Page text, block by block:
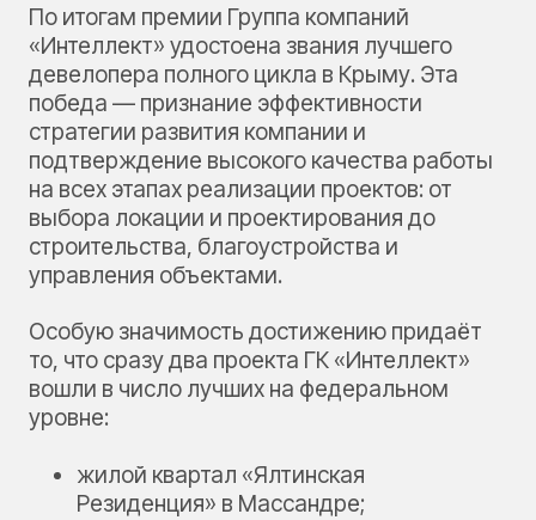
По итогам премии Группа компаний
«Интеллект» удостоена звания лучшего
девелопера полного цикла в Крыму. Эта
победа — признание эффективности
стратегии развития компании и
подтверждение высокого качества работы
на всех этапах реализации проектов: от
выбора локации и проектирования до
строительства, благоустройства и
управления объектами.
Особую значимость достижению придаёт
то, что сразу два проекта ГК «Интеллект»
вошли в число лучших на федеральном
уровне:
жилой квартал «Ялтинская
Резиденция» в Массандре;